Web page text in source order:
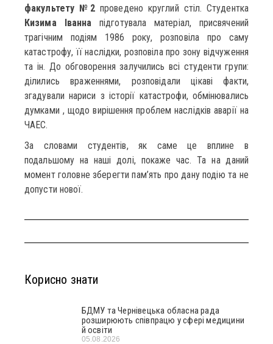
факультету №2 проведено круглий стіл. Студентка
Кизима Іванна підготувала матеріал, присвячений
трагічним подіям 1986 року, розповіла про саму
катастрофу, її наслідки, розповіла про зону відчуження
та ін. До обговорення залучились всі студенти групи:
ділились враженнями, розповідали цікаві факти,
згадували нариси з історії катастрофи, обмінювались
думками , щодо вирішення проблем наслідків аварії на
ЧАЕС.
За словами студентів, як саме це вплине в
подальшому на наші долі, покаже час. Та на даний
момент головне зберегти пам’ять про дану подію та не
допусти нової.
Корисно знати
БДМУ та Чернівецька обласна рада
розширюють співпрацю у сфері медицини
й освіти
05.08.2026